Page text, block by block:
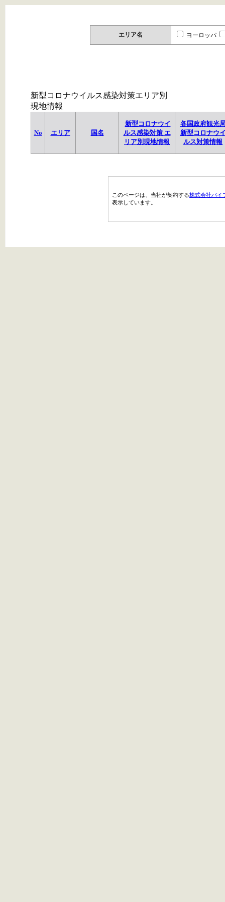
エリア名 ヨーロッパ
新型コロナウイルス感染対策エリア別
現地情報
No エリア 国名
新型コロナウイ
ルス感染対策 エ
リア別現地情報
各国政府観光
新型コロナウ
ルス対策情報
このページは、当社が契約する株式会社パイ
表示しています。